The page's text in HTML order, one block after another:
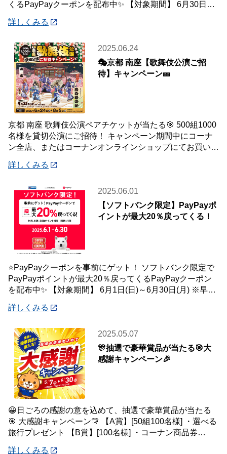
くるPayPayクーポンを配布中✨ 【対象期間】 6月30日
詳しくみる
2025.06.24
🎭京都 南座【歌舞伎公演ご招
待】キャンペーン🎫
京都 南座 歌舞伎公演ペアチケットが当たる🎯 500組1000
名様を貸切公演にご招待！ キャンペーン期間中にコーナ
ン全店、またはコーナンオンラインショップにてお買い上
詳しくみる
2025.06.01
【ソフトバンク限定】PayPayポ
イントが最大20％戻ってくる！
⭐PayPayクーポンを事前にゲット！ ソフトバンク限定で
PayPayポイントが最大20％戻ってくるPayPayクーポン
を配布中✨ 【対象期間】 6月1日(日)～6月30日(月) ※早期
詳しくみる
2025.05.07
🎊抽選で豪華賞品が当たる🎯大
感謝キャンペーン🎉
😀日ごろの感謝の意を込めて、抽選で豪華賞品が当たる
🎯 大感謝キャンペーン🎊 【A賞】[50組100名様] ・選べる
旅行プレゼント 【B賞】[100名様] ・コーナン商品券
詳しくみる